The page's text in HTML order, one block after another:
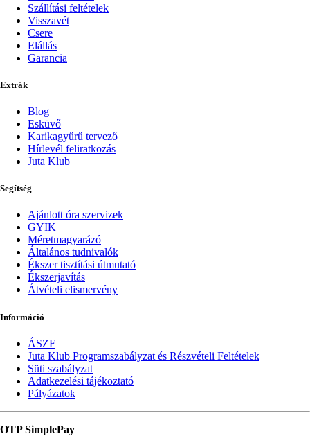
Szállítási feltételek
Visszavét
Csere
Elállás
Garancia
Extrák
Blog
Esküvő
Karikagyűrű tervező
Hírlevél feliratkozás
Juta Klub
Segítség
Ajánlott óra szervizek
GYIK
Méretmagyarázó
Általános tudnivalók
Ékszer tisztítási útmutató
Ékszerjavítás
Átvételi elismervény
Információ
ÁSZF
Juta Klub Programszabályzat és Részvételi Feltételek
Süti szabályzat
Adatkezelési tájékoztató
Pályázatok
OTP SimplePay